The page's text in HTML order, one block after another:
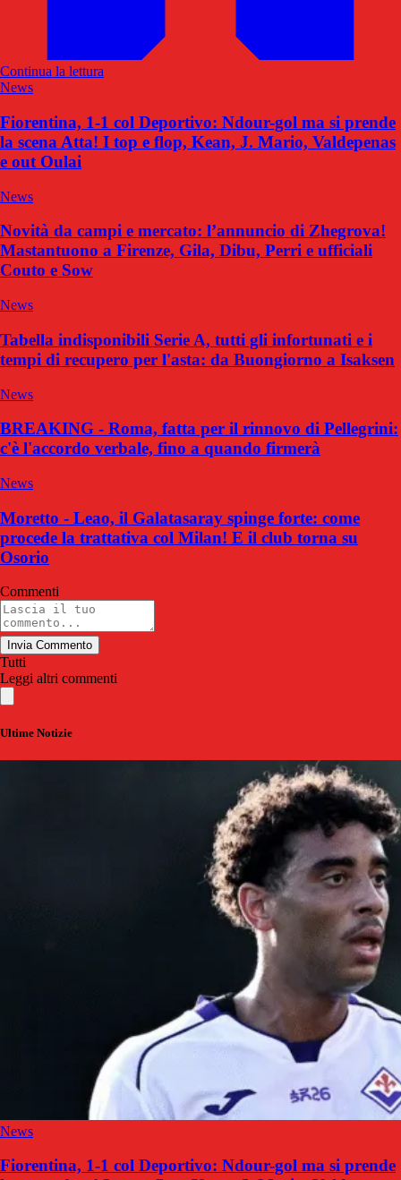
Continua la lettura
News
Fiorentina, 1-1 col Deportivo: Ndour-gol ma si prende
la scena Atta! I top e flop, Kean, J. Mario, Valdepenas
e out Oulai
News
Novità da campi e mercato: l’annuncio di Zhegrova!
Mastantuono a Firenze, Gila, Dibu, Perri e ufficiali
Couto e Sow
News
Tabella indisponibili Serie A, tutti gli infortunati e i
tempi di recupero per l'asta: da Buongiorno a Isaksen
News
BREAKING - Roma, fatta per il rinnovo di Pellegrini:
c'è l'accordo verbale, fino a quando firmerà
News
Moretto - Leao, il Galatasaray spinge forte: come
procede la trattativa col Milan! E il club torna su
Osorio
Commenti
Invia Commento
Tutti
Leggi altri commenti
Ultime Notizie
News
Fiorentina, 1-1 col Deportivo: Ndour-gol ma si prende